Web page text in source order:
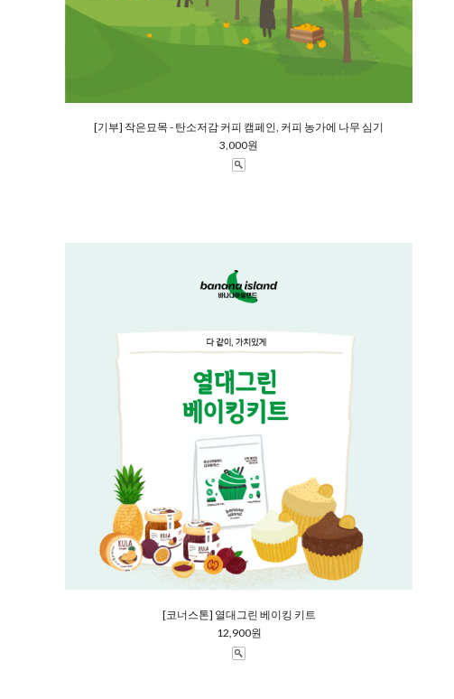
[기부] 작은묘목 - 탄소저감 커피 캠페인, 커피 농가에 나무 심기
3,000원
[코너스톤] 열대그린 베이킹 키트
12,900원